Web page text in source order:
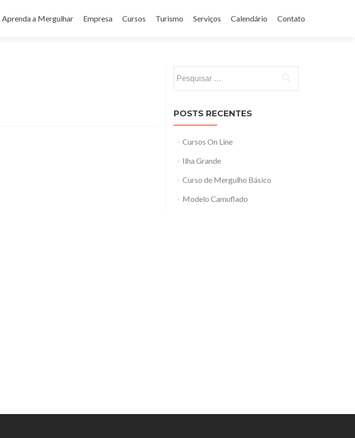
para
Aprenda a Mergulhar Empresa Cursos Turismo Serviços Calendário Contato
por:
POSTS RECENTES
Cursos On Line
Ilha Grande
Curso de Mergulho Básico
Modelo Camuflado